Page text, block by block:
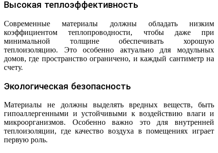
Высокая теплоэффективность
Современные материалы должны обладать низким
коэффициентом теплопроводности, чтобы даже при
минимальной толщине обеспечивать хорошую
теплоизоляцию. Это особенно актуально для модульных
домов, где пространство ограничено, и каждый сантиметр на
счету.
Экологическая безопасность
Материалы не должны выделять вредных веществ, быть
гипоаллергенными и устойчивыми к воздействию влаги и
микроорганизмов. Особенно важно это для внутренней
теплоизоляции, где качество воздуха в помещениях играет
первую роль.